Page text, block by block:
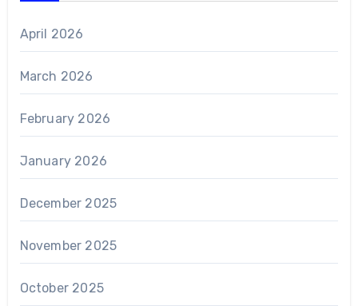
April 2026
March 2026
February 2026
January 2026
December 2025
November 2025
October 2025